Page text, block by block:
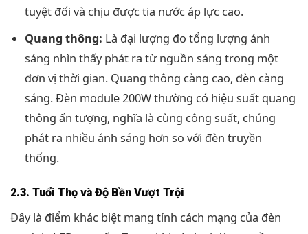
tuyệt đối và chịu được tia nước áp lực cao.
Quang thông: Là đại lượng đo tổng lượng ánh
sáng nhìn thấy phát ra từ nguồn sáng trong một
đơn vị thời gian. Quang thông càng cao, đèn càng
sáng. Đèn module 200W thường có hiệu suất quang
thông ấn tượng, nghĩa là cùng công suất, chúng
phát ra nhiều ánh sáng hơn so với đèn truyền
thống.
2.3. Tuổi Thọ và Độ Bền Vượt Trội
Đây là điểm khác biệt mang tính cách mạng của đèn